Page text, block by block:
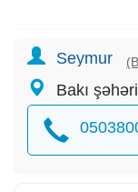
Seymur
Bakı şəhəri